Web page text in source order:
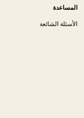
المساعدة
الأسئلة الشائعة